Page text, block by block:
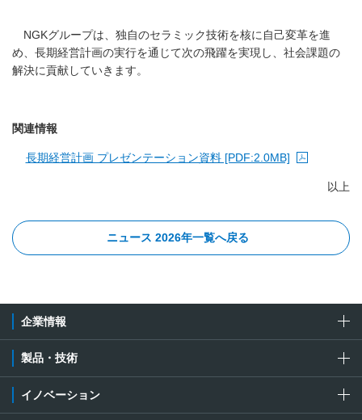
NGKグループは、独自のセラミック技術を核に自己変革を進
め、長期経営計画の実行を通じて次の飛躍を実現し、社会課題の
解決に貢献していきます。
関連情報
長期経営計画 プレゼンテーション資料 [PDF:2.0MB]
以上
ニュース 2026年一覧へ戻る
企業情報
製品・技術
イノベーション